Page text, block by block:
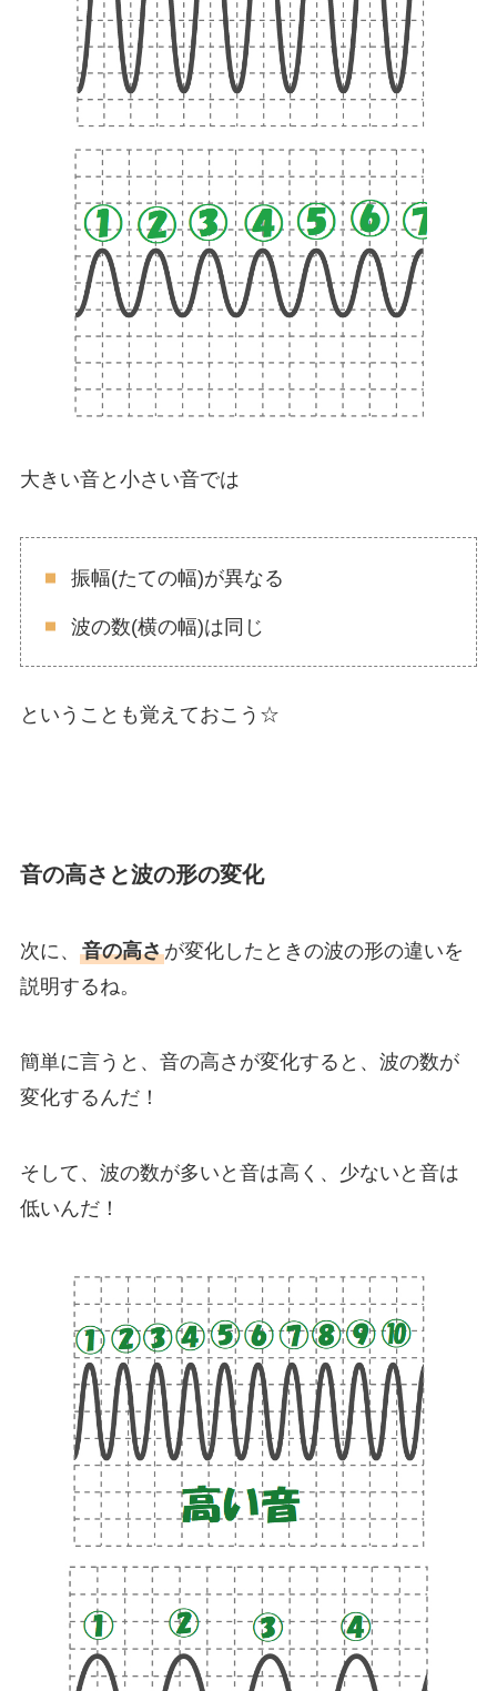
大きい音と小さい音では
振幅(たての幅)が異なる
波の数(横の幅)は同じ
ということも覚えておこう☆
音の高さと波の形の変化
次に、 音の高さが変化したときの波の形の違いを
説明するね。
簡単に言うと、音の高さが変化すると、波の数が
変化するんだ！
そして、波の数が多いと音は高く、少ないと音は
低いんだ！